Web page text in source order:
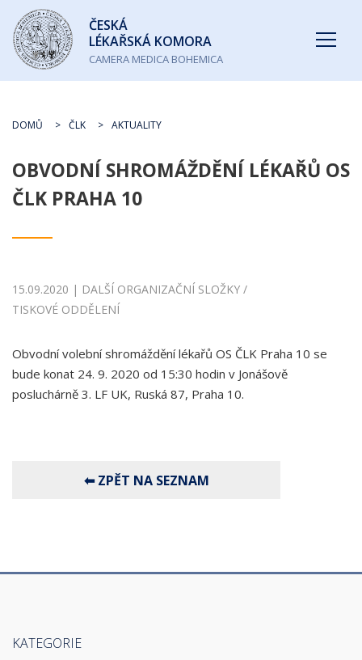
Česká
lékařská
komora
ČESKÁ
LÉKAŘSKÁ KOMORA
CAMERA MEDICA BOHEMICA
DOMŮ ČLK AKTUALITY
OBVODNÍ SHROMÁŽDĚNÍ LÉKAŘŮ OS
ČLK PRAHA 10
15.09.2020 | DALŠÍ ORGANIZAČNÍ SLOŽKY /
TISKOVÉ ODDĚLENÍ
Obvodní volební shromáždění lékařů OS ČLK Praha 10 se
bude konat 24. 9. 2020 od 15:30 hodin v Jonášově
posluchárně 3. LF UK, Ruská 87, Praha 10.
KATEGORIE